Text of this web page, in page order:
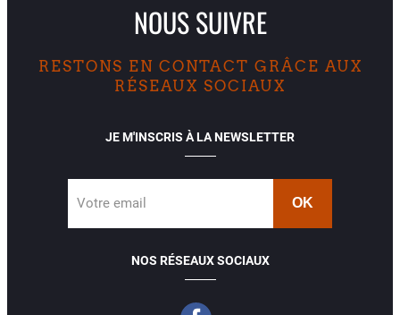
NOUS SUIVRE
RESTONS EN CONTACT GRÂCE AUX
RÉSEAUX SOCIAUX
JE M'INSCRIS À LA NEWSLETTER
Votre email
NOS RÉSEAUX SOCIAUX